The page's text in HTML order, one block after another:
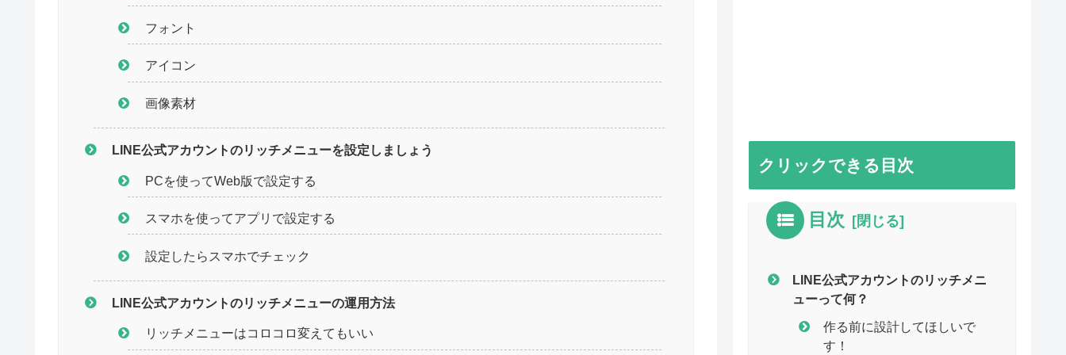
フォント
アイコン
画像素材
LINE公式アカウントのリッチメニューを設定しましょう
PCを使ってWeb版で設定する
スマホを使ってアプリで設定する
設定したらスマホでチェック
LINE公式アカウントのリッチメニューの運用方法
リッチメニューはコロコロ変えてもいい
クリックできる目次
目次
LINE公式アカウントのリッチメニ
ューって何？
作る前に設計してほしいで
す！